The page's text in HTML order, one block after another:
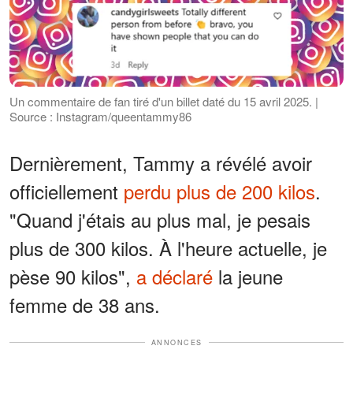
Un commentaire de fan tiré d'un billet daté du 15 avril 2025. |
Source : Instagram/queentammy86
Dernièrement, Tammy a révélé avoir
officiellement perdu plus de 200 kilos.
"Quand j'étais au plus mal, je pesais
plus de 300 kilos. À l'heure actuelle, je
pèse 90 kilos", a déclaré la jeune
femme de 38 ans.
ANNONCES